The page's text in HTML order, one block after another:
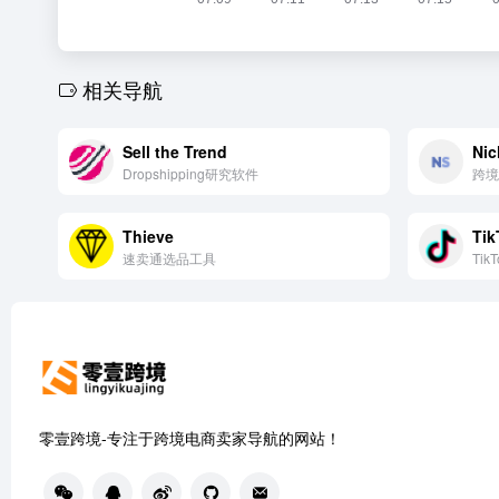
相关导航
Sell the Trend
Dropshipping研究软件 跨
Thieve
速卖通选品工具
零壹跨境-专注于跨境电商卖家导航的网站！